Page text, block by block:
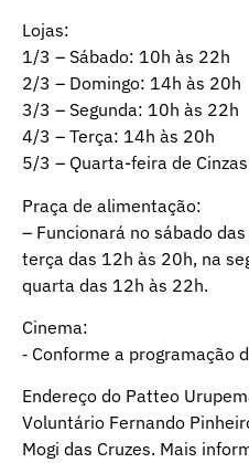
Lojas:
1/3 – Sábado: 10h às 22h
2/3 – Domingo: 14h às 20h
3/3 – Segunda: 10h às 22h
4/3 – Terça: 14h às 20h
5/3 – Quarta-feira de
Praça de alimentação:
– Funcionará no sábado
terça das 12h às 20h, na
quarta das 12h às 22h.
Cinema:
⁃ Conforme a programação
Endereço do Patteo
Voluntário Fernando
Mogi das Cruzes. Mais